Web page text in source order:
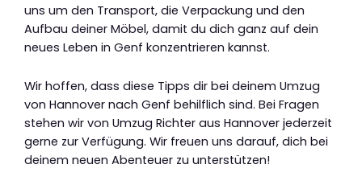
uns um den Transport, die Verpackung und den
Aufbau deiner Möbel, damit du dich ganz auf dein
neues Leben in Genf konzentrieren kannst.
Wir hoffen, dass diese Tipps dir bei deinem Umzug
von Hannover nach Genf behilflich sind. Bei Fragen
stehen wir von Umzug Richter aus Hannover jederzeit
gerne zur Verfügung. Wir freuen uns darauf, dich bei
deinem neuen Abenteuer zu unterstützen!